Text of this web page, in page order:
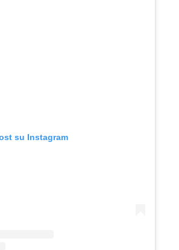
su Instagram